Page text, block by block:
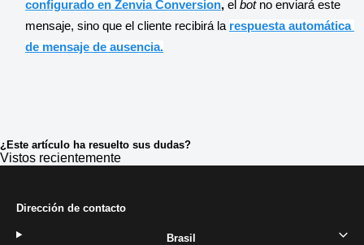
configurado en Zenvia Conversion, el bot no enviará este
mensaje, sino que el cliente recibirá la respuesta automática
de mensaje de ausencia.
¿Este artículo ha resuelto sus dudas?
Vistos recientemente
Dirección de contacto
Brasil